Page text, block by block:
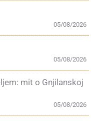
05/08/2026
05/08/2026
mit o Gnjilanskoj
05/08/2026